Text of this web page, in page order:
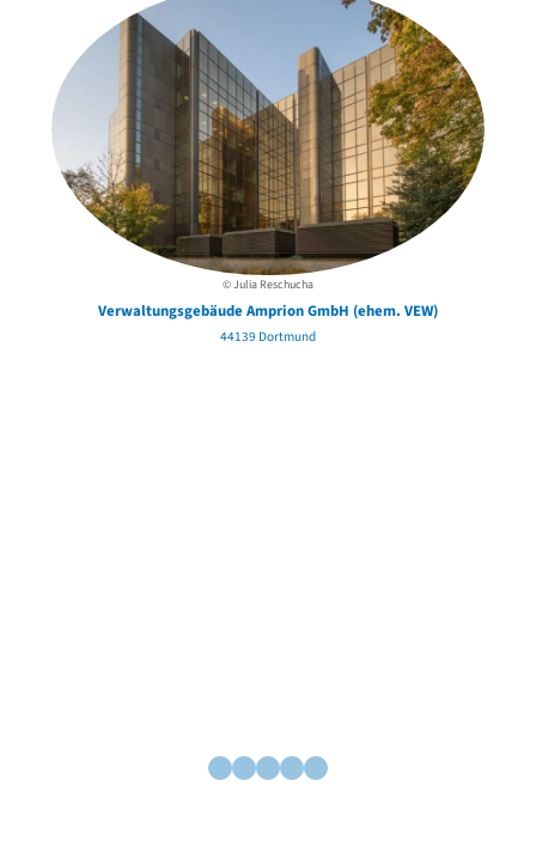
© Julia Reschucha
Verwaltungsgebäude Amprion GmbH (ehem. VEW)
44139 Dortmund